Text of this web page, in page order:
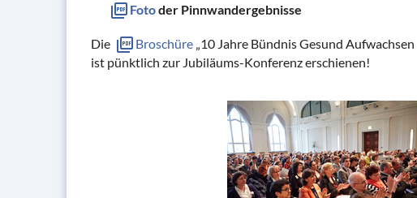
Fotoder Pinnwandergebnisse
Die Broschüre „10 Jahre Bündnis Gesund
ist pünktlich zur Jubiläums-Konferenz erschienen!